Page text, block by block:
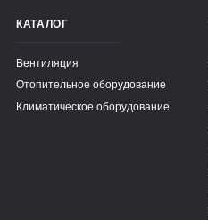
КАТАЛОГ
Вентиляция
Отопительное оборудование
Климатическое оборудование